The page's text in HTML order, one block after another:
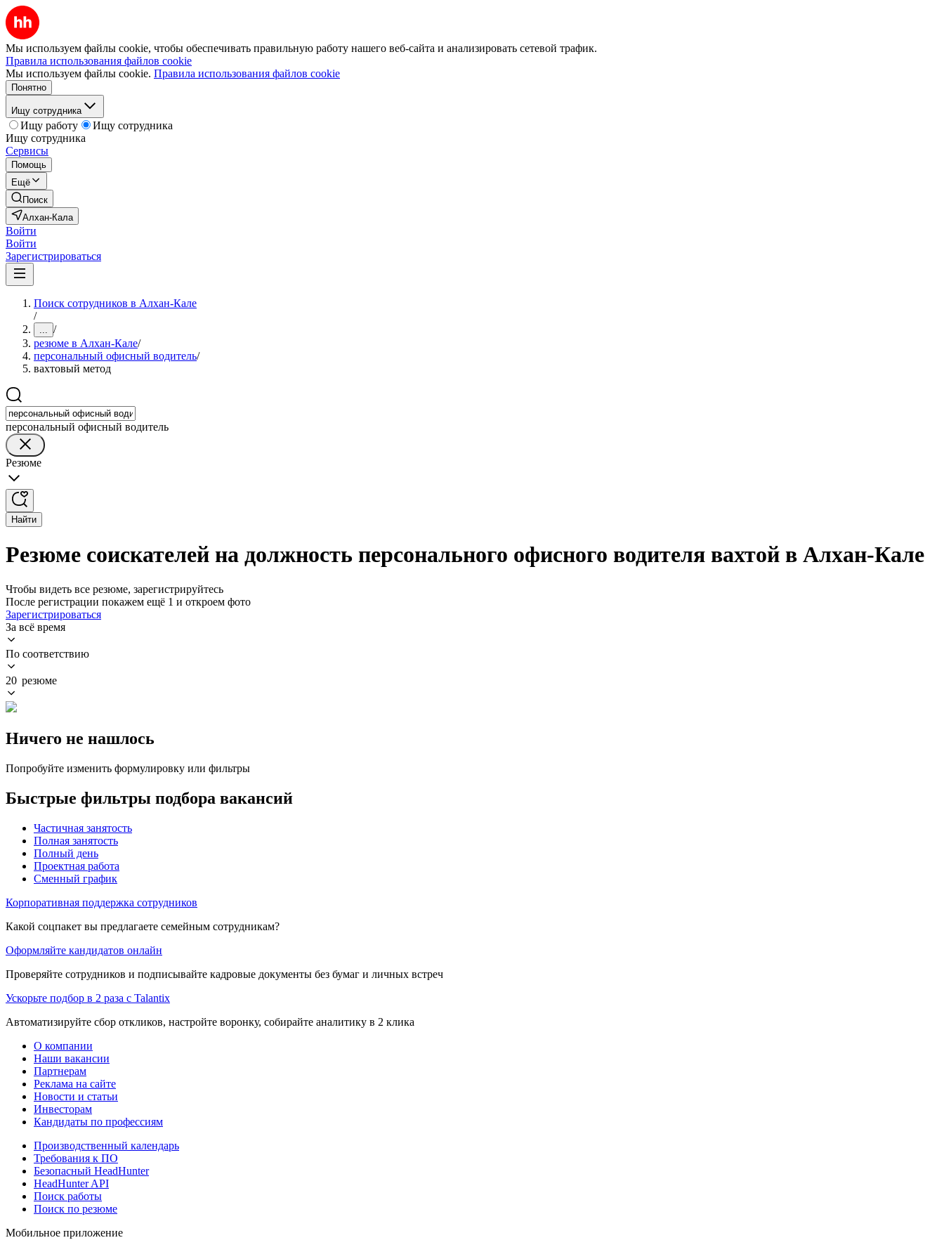
Мы используем файлы cookie, чтобы обеспечивать правильную работу нашего веб-сайта и анализировать сетевой трафик.
Правила использования файлов cookie
Мы используем файлы cookie. Правила использования файлов cookie
Понятно
Ищу сотрудника
Ищу работу
Ищу сотрудника
Ищу сотрудника
Сервисы
Помощь
Ещё
Поиск
Алхан-Кала
Войти
Войти
Зарегистрироваться
Поиск сотрудников в Алхан-Кале
/
... /
резюме в Алхан-Кале/
персональный офисный водитель/
вахтовый метод
персональный офисный водитель
Резюме
Найти
Резюме соискателей на должность персонального офисного водителя вахтой в Алхан-Кале
Чтобы видеть все резюме, зарегистрируйтесь
После регистрации покажем ещё 1 и откроем фото
Зарегистрироваться
За всё время
По соответствию
20 резюме
Ничего не нашлось
Попробуйте изменить формулировку или фильтры
Быстрые фильтры подбора вакансий
Частичная занятость
Полная занятость
Полный день
Проектная работа
Сменный график
Корпоративная поддержка сотрудников
Какой соцпакет вы предлагаете семейным сотрудникам?
Оформляйте кандидатов онлайн
Проверяйте сотрудников и подписывайте кадровые документы без бумаг и личных встреч
Ускорьте подбор в 2 раза с Talantix
Автоматизируйте сбор откликов, настройте воронку, собирайте аналитику в 2 клика
О компании
Наши вакансии
Партнерам
Реклама на сайте
Новости и статьи
Инвесторам
Кандидаты по профессиям
Производственный календарь
Требования к ПО
Безопасный HeadHunter
HeadHunter API
Поиск работы
Поиск по резюме
Мобильное приложение